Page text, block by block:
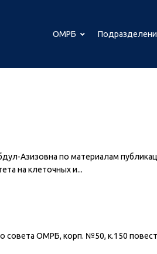
ОМРБ
Азизовна по материалам
на клеточных и...
совета ОМРБ, корп. №50, к.150